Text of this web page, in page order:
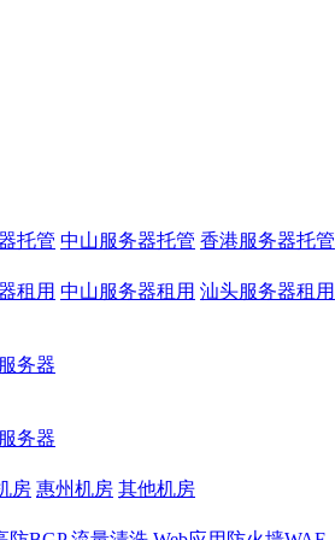
托管 中山服务器托管 香港服务器托管
租用 中山服务器租用 汕头服务器租用
务器
务器
房 惠州机房 其他机房